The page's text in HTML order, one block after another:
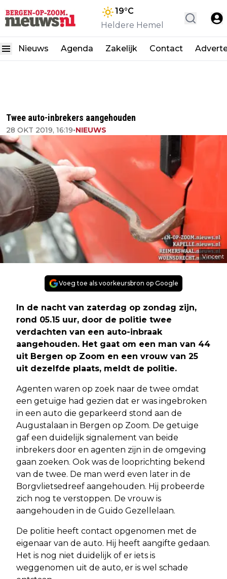
19°C
Heldere Hemel
Nieuws Agenda Zakelijk Contact
Twee auto-inbrekers aangehouden
28 OKT 2019, 16:19•NIEUWS
Vincent
Voeg toe als voorkeursbron op Google
In de nacht van zaterdag op zondag zijn,
rond 05.15 uur, door de politie twee
verdachten van een auto-inbraak
aangehouden. Het gaat om een man van 44
uit Bergen op Zoom en een vrouw van 25
uit dezelfde plaats, meldt de politie.
Agenten waren op zoek naar de twee omdat
een getuige had gezien dat er was ingebroken
in een auto die geparkeerd stond aan de
Augustalaan in Bergen op Zoom. De getuige
gaf een duidelijk signalement van beide
inbrekers door en agenten zijn in de omgeving
gaan zoeken. Ook was de looprichting bekend
van de twee. De man werd even later in de
Borgvlietsedreef aangehouden. Hij probeerde
zich nog te verstoppen. De vrouw is
aangehouden in de Guido Gezellelaan.
De politie heeft contact opgenomen met de
eigenaar van de auto. Hij heeft aangifte gedaan.
Het is nog niet duidelijk of er iets is
weggenomen uit de auto, er is wel schade